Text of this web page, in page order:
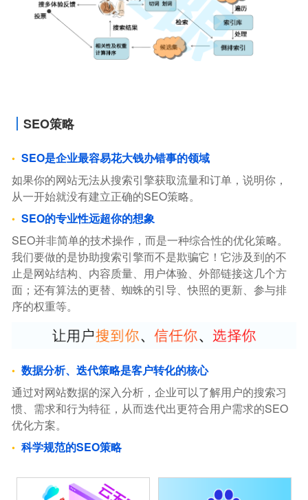
SEO策略
SEO是企业最容易花大钱办错事的领域
如果你的网站无法从搜索引擎获取流量和订单，说明你，
从一开始就没有建立正确的SEO策略。
SEO的专业性远超你的想象
SEO并非简单的技术操作，而是一种综合性的优化策略。
我们要做的是协助搜索引擎而不是欺骗它！它涉及到的不
止是网站结构、内容质量、用户体验、外部链接这几个方
面；还有算法的更替、蜘蛛的引导、快照的更新、参与排
序的权重等。
数据分析、迭代策略是客户转化的核心
通过对网站数据的深入分析，企业可以了解用户的搜索习
惯、需求和行为特征，从而迭代出更符合用户需求的SEO
优化方案。
科学规范的SEO策略